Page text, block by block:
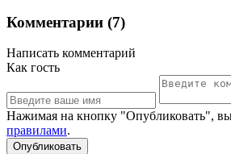
Комментарии (7)
Написать комментарий
Как гость
Нажимая на кнопку "Опубликовать", вы
правилами.